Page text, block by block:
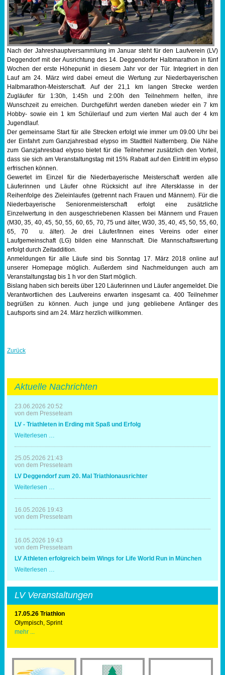
Nach der Jahreshauptversammlung im Januar steht für den Laufverein (LV)
Deggendorf mit der Ausrichtung des 14. Deggendorfer Halbmarathon in fünf
Wochen der erste Höhepunkt in diesem Jahr vor der Tür. Integriert in den
Lauf am 24. März wird dabei erneut die Wertung zur Niederbayerischen
Halbmarathon-Meisterschaft. Auf der 21,1 km langen Strecke werden
Zugläufer für 1:30h, 1:45h und 2:00h den Teilnehmern helfen, ihre
Wunschzeit zu erreichen. Durchgeführt werden daneben wieder ein 7 km
Hobby- sowie ein 1 km Schülerlauf und zum vierten Mal auch der 4 km
Jugendlauf.
Der gemeinsame Start für alle Strecken erfolgt wie immer um 09.00 Uhr bei
der Einfahrt zum Ganzjahresbad elypso im Stadtteil Natternberg. Die Nähe
zum Ganzjahresbad elypso bietet für die Teilnehmer zusätzlich den Vorteil,
dass sie sich am Veranstaltungstag mit 15% Rabatt auf den Eintritt im elypso
erfrischen können.
Gewertet im Einzel für die Niederbayerische Meisterschaft werden alle
Läuferinnen und Läufer ohne Rücksicht auf ihre Altersklasse in der
Reihenfolge des Zieleinlaufes (getrennt nach Frauen und Männern). Für die
Niederbayerische Seniorenmeisterschaft erfolgt eine zusätzliche
Einzelwertung in den ausgeschriebenen Klassen bei Männern und Frauen
(M30, 35, 40, 45, 50, 55, 60, 65, 70, 75 und älter, W30, 35, 40, 45, 50, 55, 60,
65, 70 u. älter). Je drei Läufer/Innen eines Vereins oder einer
Laufgemeinschaft (LG) bilden eine Mannschaft. Die Mannschaftswertung
erfolgt durch Zeitaddition.
Anmeldungen für alle Läufe sind bis Sonntag 17. März 2018 online auf
unserer Homepage möglich. Außerdem sind Nachmeldungen auch am
Veranstaltungstag bis 1 h vor den Start möglich.
Bislang haben sich bereits über 120 Läuferinnen und Läufer angemeldet. Die
Verantwortlichen des Laufvereins erwarten insgesamt ca. 400 Teilnehmer
begrüßen zu können. Auch junge und jung gebliebene Anfänger des
Laufsports sind am 24. März herzlich willkommen.
Zurück
Aktuelle Nachrichten
23.06.2026 20:52
von dem Presseteam
LV - Triathleten in Erding mit Spaß und Erfolg
Weiterlesen …
Triathleten
in
Erding
Spaß
Erfolg
25.05.2026 21:43
von dem Presseteam
LV Deggendorf zum 20. Mal Triathlonausrichter
Weiterlesen …
zum
20.
Mal
16.05.2026 19:43
von dem Presseteam
16.05.2026 19:43
von dem Presseteam
LV Athleten erfolgreich beim Wings for Life World Run in München
Weiterlesen …
beim
Wings
for
Life
Run
LV Veranstaltungen
17.05.26 Triathlon
Olympisch, Sprint
mehr ...
Sportabzeichen
Tempo & Gymnastik